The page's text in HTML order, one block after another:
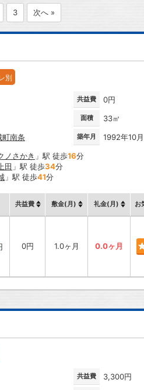
3 次へ »
別
共益費 0円
面積 33㎡
町南条 築年月 1992年10月
ノさかき 」駅 徒歩16分
田 」駅 徒歩34分
」駅 徒歩41分
共益費 敷金(月) 礼金(月) お
0円 1.0ヶ月 0.0ヶ月
共益費 3,300円